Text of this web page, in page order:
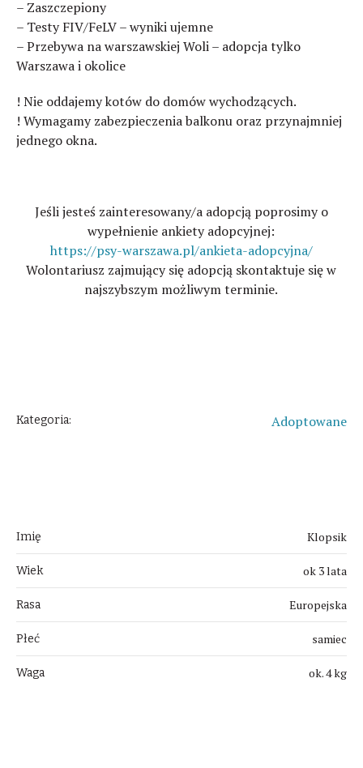
– Zaszczepiony
– Testy FIV/FeLV – wyniki ujemne
– Przebywa na warszawskiej Woli – adopcja tylko
Warszawa i okolice
! Nie oddajemy kotów do domów wychodzących.
! Wymagamy zabezpieczenia balkonu oraz przynajmniej
jednego okna.
Jeśli jesteś zainteresowany/a adopcją poprosimy o
wypełnienie ankiety adopcyjnej:
https://psy-warszawa.pl/ankieta-adopcyjna/
Wolontariusz zajmujący się adopcją skontaktuje się w
najszybszym możliwym terminie.
Kategoria: Adoptowane
Imię Klopsik
Wiek ok 3 lata
Rasa Europejska
Płeć samiec
Waga ok. 4 kg